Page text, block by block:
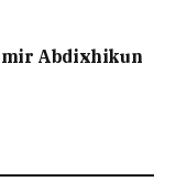
Abdixhikun